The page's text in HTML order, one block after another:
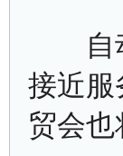
自动
接近服
贸会